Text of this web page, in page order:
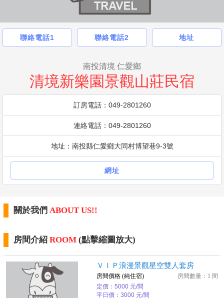
聯絡電話1 聯絡電話2 地址
南投清境 仁愛鄉
清境新樂園景觀山莊民宿
訂房電話：049-2801260
連絡電話：049-2801260
地址：南投縣仁愛鄉大同村博望巷9-3號
網址
關於我們 ABOUT US!!
房間介紹 ROOM (點擊縮圖放大)
ＶＩＰ浪漫景觀星空雙人套房
房間數量：1 間
房間價格 (純住宿)
定價：5000 元/間
平日價：3000 元/間